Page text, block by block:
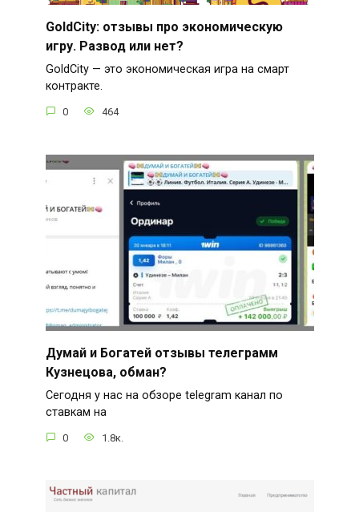
GoldCity: отзывы про экономическую
игру. Развод или нет?
GoldCity — это экономическая игра на смарт
контракте.
0 464
Думай и Богатей отзывы телеграмм
Кузнецова, обман?
Сегодня у нас на обзоре telegram канал по
ставкам на
0 1.8к.